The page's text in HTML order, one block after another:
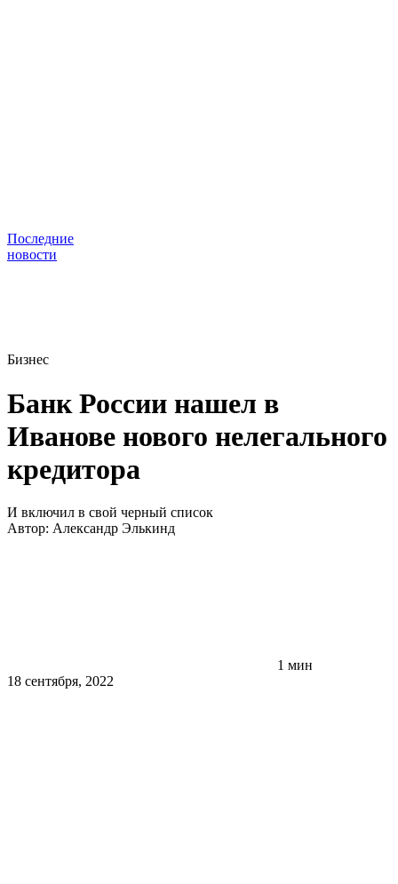
Последние
новости
Бизнес
Банк России нашел в
Иванове нового нелегального
кредитора
И включил в свой черный список
Автор: Александр Элькинд
1 мин
18 сентября, 2022